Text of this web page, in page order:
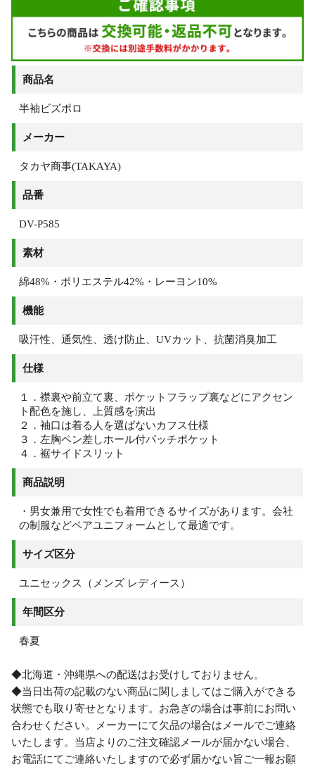
商品名
半袖ビズポロ
メーカー
タカヤ商事(TAKAYA)
品番
DV-P585
素材
綿48%・ポリエステル42%・レーヨン10%
機能
吸汗性、通気性、透け防止、UVカット、抗菌消臭加工
仕様
１．襟裏や前立て裏、ポケットフラップ裏などにアクセン
ト配色を施し、上質感を演出
２．袖口は着る人を選ばないカフス仕様
３．左胸ペン差しホール付パッチポケット
４．裾サイドスリット
商品説明
・男女兼用で女性でも着用できるサイズがあります。会社
の制服などペアユニフォームとして最適です。
サイズ区分
ユニセックス（メンズ レディース）
年間区分
春夏
◆北海道・沖縄県への配送はお受けしておりません。
◆当日出荷の記載のない商品に関しましてはご購入ができる
状態でも取り寄せとなります。お急ぎの場合は事前にお問い
合わせください。メーカーにて欠品の場合はメールでご連絡
いたします。当店よりのご注文確認メールが届かない場合、
お電話にてご連絡いたしますので必ず届かない旨ご一報お願